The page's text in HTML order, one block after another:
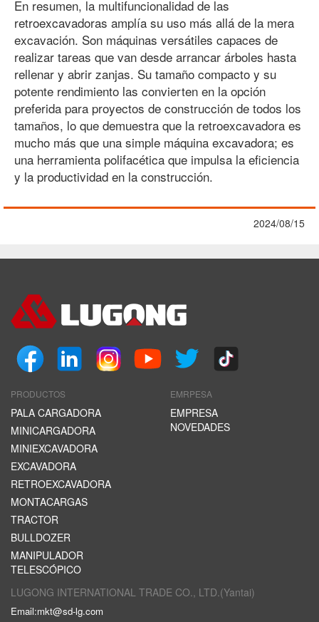
En resumen, la multifuncionalidad de las
retroexcavadoras amplía su uso más allá de la mera
excavación. Son máquinas versátiles capaces de
realizar tareas que van desde arrancar árboles hasta
rellenar y abrir zanjas. Su tamaño compacto y su
potente rendimiento las convierten en la opción
preferida para proyectos de construcción de todos los
tamaños, lo que demuestra que la retroexcavadora es
mucho más que una simple máquina excavadora; es
una herramienta polifacética que impulsa la eficiencia
y la productividad en la construcción.
2024/08/15
PRODUCTOS
PALA CARGADORA
MINICARGADORA
MINIEXCAVADORA
EXCAVADORA
RETROEXCAVADORA
MONTACARGAS
TRACTOR
BULLDOZER
MANIPULADOR
TELESCÓPICO
EMRPESA
EMPRESA
NOVEDADES
LUGONG INTERNATIONAL TRADE CO., LTD.(Yantai)
Email:mkt@sd-lg.com